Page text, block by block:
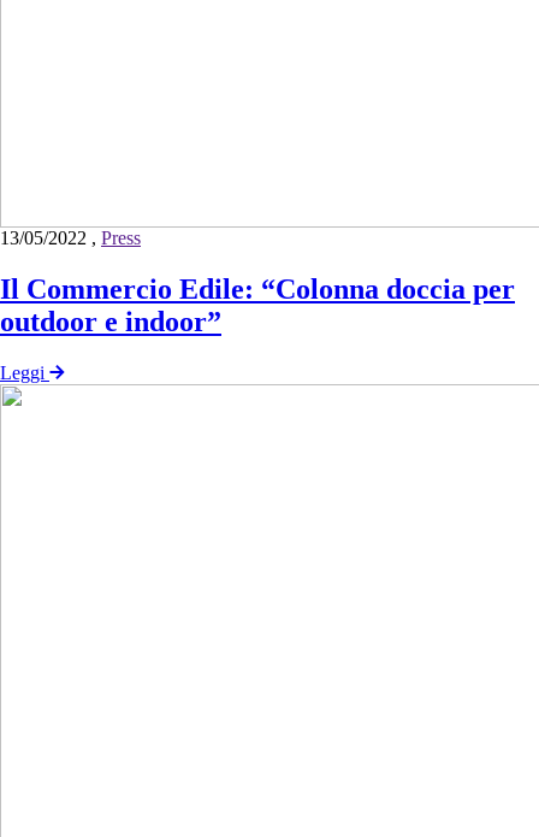
13/05/2022 , Press
Il Commercio Edile: “Colonna doccia per
outdoor e indoor”
Leggi